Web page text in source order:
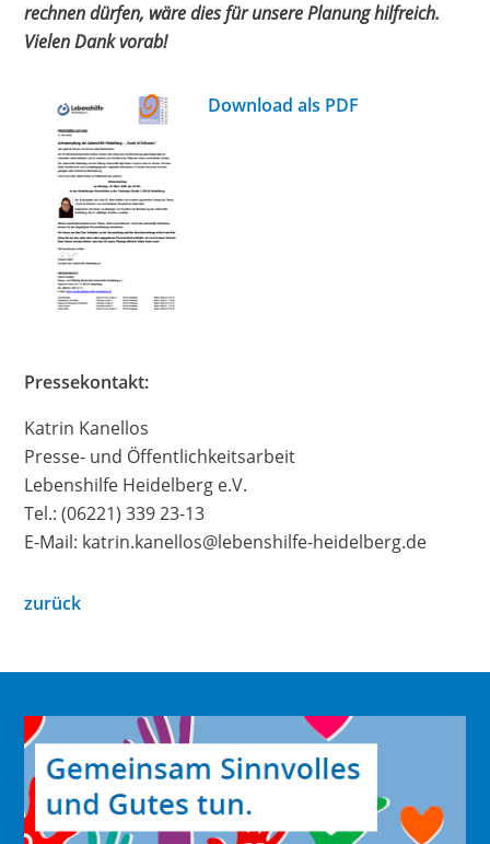
rechnen dürfen, wäre dies für unsere Planung hilfreich.
Vielen Dank vorab!
Download als PDF
Pressekontakt:
Katrin Kanellos
Presse- und Öffentlichkeitsarbeit
Lebenshilfe Heidelberg e.V.
Tel.: (06221) 339 23-13
E-Mail: katrin.kanellos@lebenshilfe-heidelberg.de
zurück